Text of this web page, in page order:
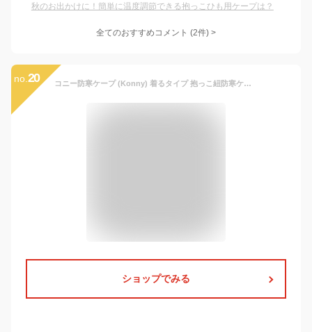
秋のお出かけに！簡単に温度調節できる抱っこひも用ケープは？
全てのおすすめコメント (2件) >
no. 20 コニー防寒ケープ (Konny) 着るタイプ 抱っこ紐防寒ケープ 抱っこ紐ケープ 抱っこ紐カバー 抱っこひもケープ 抱っこひもカバー ベビーケープ 足まで暖かく 秋冬 お出かけ必須品 ベビーカーフットマフ 簡単装着 ポケット付き フード付き 他の抱っこ紐と併用可 (チャコール) (一般, Free)
ショップでみる